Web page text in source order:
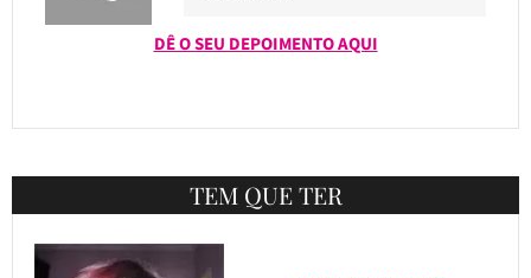
DÊ O SEU DEPOIMENTO AQUI
TEM QUE TER